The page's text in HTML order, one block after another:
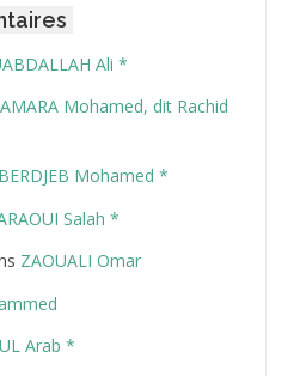
Ali *
Mohamed, dit Rachid
BERDJEB Mohamed *
Salah *
ZAOUALI Omar
Arab *